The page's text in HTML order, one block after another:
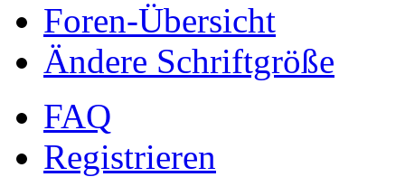
Foren-Übersicht
Ändere Schriftgröße
FAQ
Registrieren